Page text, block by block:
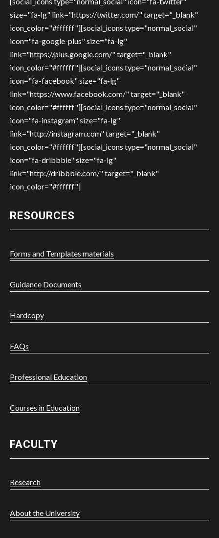
size="fa-lg" link="https://twitter.com/" target="_blank"
icon_color="#ffffff"][social_icons type="normal_social"
icon="fa-google-plus" size="fa-lg"
link="https://plus.google.com/" target="_blank"
icon_color="#ffffff"][social_icons type="normal_social"
icon="fa-facebook" size="fa-lg"
link="https://www.facebook.com/" target="_blank"
icon_color="#ffffff"][social_icons type="normal_social"
icon="fa-instagram" size="fa-lg"
link="http://instagram.com" target="_blank"
icon_color="#ffffff"][social_icons type="normal_social"
icon="fa-dribbble" size="fa-lg"
link="http://dribbble.com/" target="_blank"
icon_color="#ffffff"]
RESOURCES
Forms and Templates materials
Guidance Documents
Hardcopy
FAQs
Professional Education
Courses in Education
FACULTY
Research
About the University